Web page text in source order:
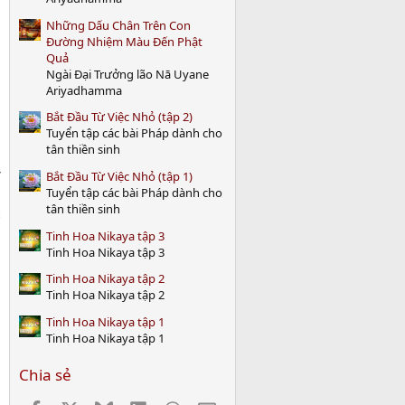
Những Dấu Chân Trên Con
Đường Nhiệm Màu Đến Phật
Quả
Ngài Đại Trưởng lão Nā Uyane
Ariyadhamma
Bắt Đầu Từ Việc Nhỏ (tập 2)
Tuyển tập các bài Pháp dành cho
tân thiền sinh
Bắt Đầu Từ Việc Nhỏ (tập 1)
Tuyển tập các bài Pháp dành cho
tân thiền sinh
Tinh Hoa Nikaya tập 3
Tinh Hoa Nikaya tập 3
Tinh Hoa Nikaya tập 2
Tinh Hoa Nikaya tập 2
Tinh Hoa Nikaya tập 1
Tinh Hoa Nikaya tập 1
Chia sẻ